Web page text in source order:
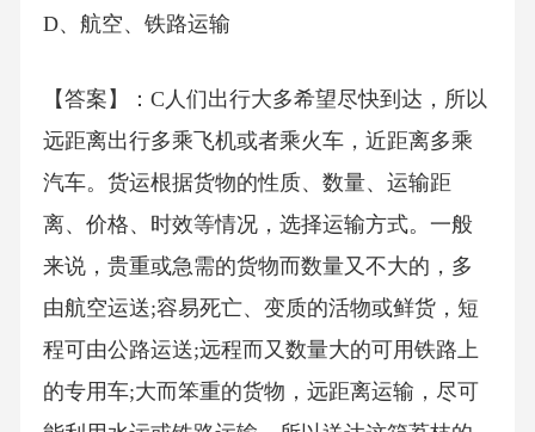
D、航空、铁路运输
【答案】：C人们出行大多希望尽快到达，所以
远距离出行多乘飞机或者乘火车，近距离多乘
汽车。货运根据货物的性质、数量、运输距
离、价格、时效等情况，选择运输方式。一般
来说，贵重或急需的货物而数量又不大的，多
由航空运送;容易死亡、变质的活物或鲜货，短
程可由公路运送;远程而又数量大的可用铁路上
的专用车;大而笨重的货物，远距离运输，尽可